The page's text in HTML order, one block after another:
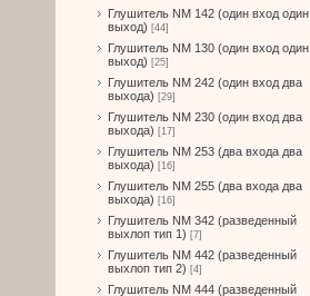
Глушитель NM 142 (один вход один
выход) [44]
Глушитель NM 130 (один вход один
выход) [25]
Глушитель NM 242 (один вход два
выхода) [29]
Глушитель NM 230 (один вход два
выхода) [17]
Глушитель NM 253 (два входа два
выхода) [16]
Глушитель NM 255 (два входа два
выхода) [16]
Глушитель NM 342 (разведенный
выхлоп тип 1) [7]
Глушитель NM 442 (разведенный
выхлоп тип 2) [4]
Глушитель NM 444 (разведенный